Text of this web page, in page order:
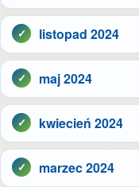
listopad 2024
maj 2024
kwiecień 2024
marzec 2024